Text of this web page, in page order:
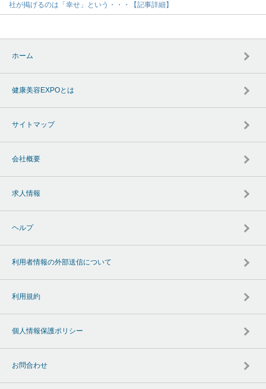
社が掲げるのは「幸せ」という・・・【記事詳細】
ホーム
健康美容EXPOとは
サイトマップ
会社概要
求人情報
ヘルプ
利用者情報の外部送信について
利用規約
個人情報保護ポリシー
お問合わせ